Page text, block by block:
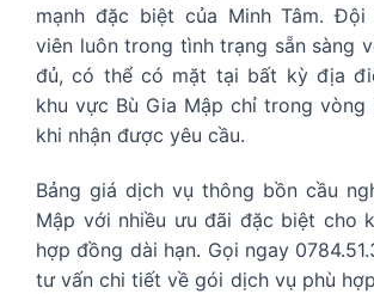
mạnh đặc biệt của Minh Tâm.
viên luôn trong tình trạng sẵn sàng
đủ, có thể có mặt tại bất kỳ địa
khu vực Bù Gia Mập chỉ trong
khi nhận được yêu cầu.
Bảng giá dịch vụ thông bồn cầu
Mập với nhiều ưu đãi đặc biệt cho
hợp đồng dài hạn. Gọi ngay
tư vấn chi tiết về gói dịch vụ phù